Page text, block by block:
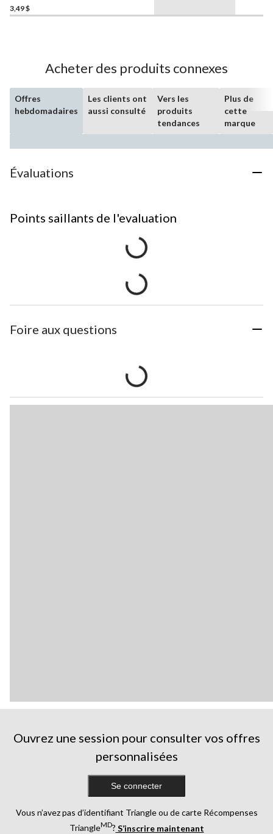
3,49 $
Acheter des produits connexes
Offres
hebdomadaires
Les clients ont
aussi consulté
Vers les
produits
tendances
Plus de
cette
marque
Évaluations
Points saillants de l'evaluation
Foire aux questions
Ouvrez une session pour consulter vos offres
personnalisées
Se connecter
Vous n’avez pas d’identifiant Triangle ou de carte Récompenses
TriangleMD? S’inscrire maintenant